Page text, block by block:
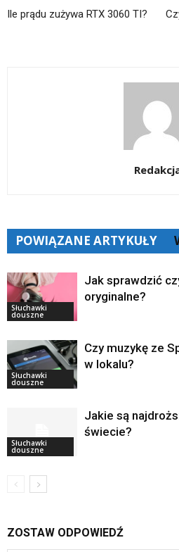
Ile prądu zużywa RTX 3060 TI?
POWIĄZANE ARTYKUŁY
Słuchawki
douszne
Jak sprawdzić
oryginalne?
Słuchawki
douszne
Czy muzykę ze
w lokalu?
Słuchawki
douszne
Jakie są
świecie?
ZOSTAW ODPOWIEDŹ